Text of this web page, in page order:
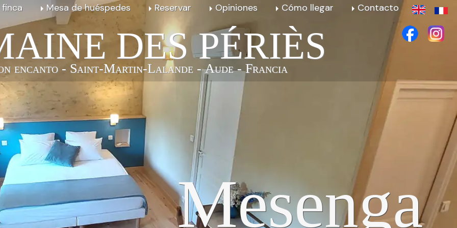
finca Mesa de huéspedes Reservar Opiniones Cómo llegar Contacto
DES PÉRIÈS
encanto - Saint-Martin-Lalande - Aude - Francia
Mesenga